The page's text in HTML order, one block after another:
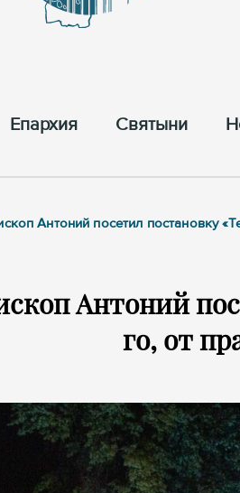
Епархия Cвятыни
Антоний посетил постановку
Антоний
го, от